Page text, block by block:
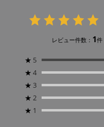
レビュー件数： 1件
★ 5
★ 4
★ 3
★ 2
★ 1